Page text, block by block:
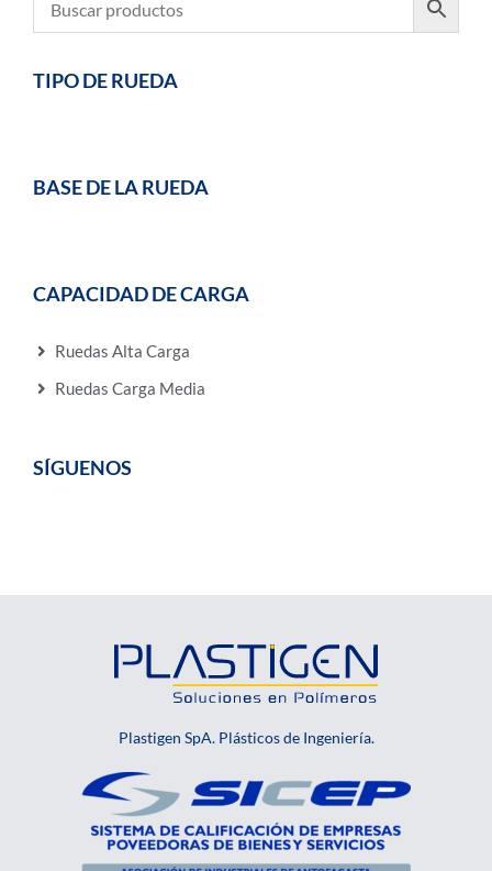
TIPO DE RUEDA
BASE DE LA RUEDA
CAPACIDAD DE CARGA
Ruedas Alta Carga
Ruedas Carga Media
SÍGUENOS
Plastigen SpA. Plásticos de Ingeniería.